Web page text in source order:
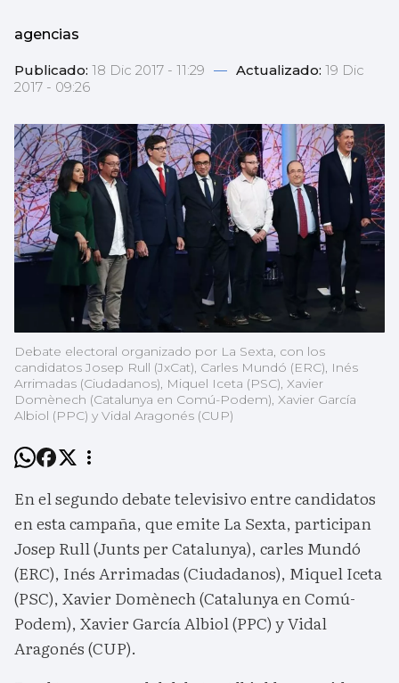
agencias
Publicado: 18 Dic 2017 - 11:29 — Actualizado: 19 Dic
2017 - 09:26
Debate electoral organizado por La Sexta, con los
candidatos Josep Rull (JxCat), Carles Mundó (ERC), Inés
Arrimadas (Ciudadanos), Miquel Iceta (PSC), Xavier
Domènech (Catalunya en Comú-Podem), Xavier García
Albiol (PPC) y Vidal Aragonés (CUP)
En el segundo debate televisivo entre candidatos
en esta campaña, que emite La Sexta, participan
Josep Rull (Junts per Catalunya), carles Mundó
(ERC), Inés Arrimadas (Ciudadanos), Miquel Iceta
(PSC), Xavier Domènech (Catalunya en Comú-
Podem), Xavier García Albiol (PPC) y Vidal
Aragonés (CUP).